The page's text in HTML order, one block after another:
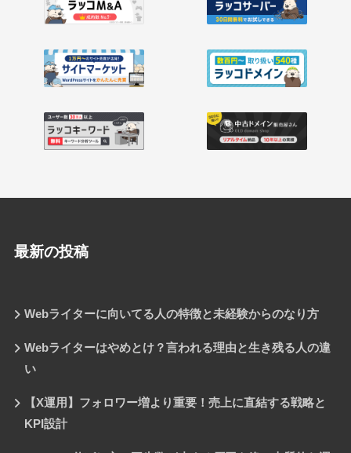
最新の投稿
Webライターに向いてる人の特徴と未経験からのなり方
Webライターはやめとけ？言われる理由と生き残る人の違
い
【X運用】フォロワー増より重要！売上に直結する戦略と
KPI設計